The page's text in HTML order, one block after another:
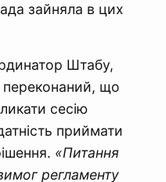
зайняла в цих
Штабу,
переконаний, що
сесію
приймати
«Питання
регламенту